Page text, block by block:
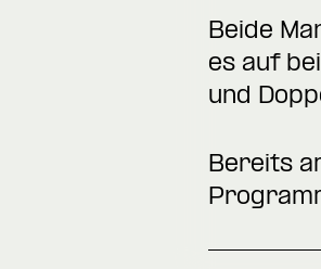
Beide
es auf
und
Bereits